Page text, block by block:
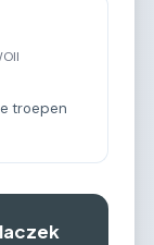
troepen